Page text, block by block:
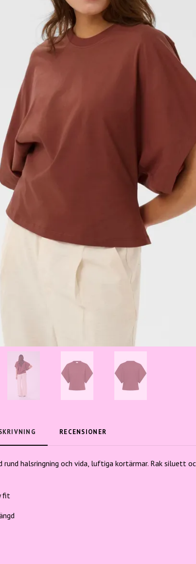
RECENSIONER
rund halsringning och vida, luftiga kortärmar. Rak siluett
fit